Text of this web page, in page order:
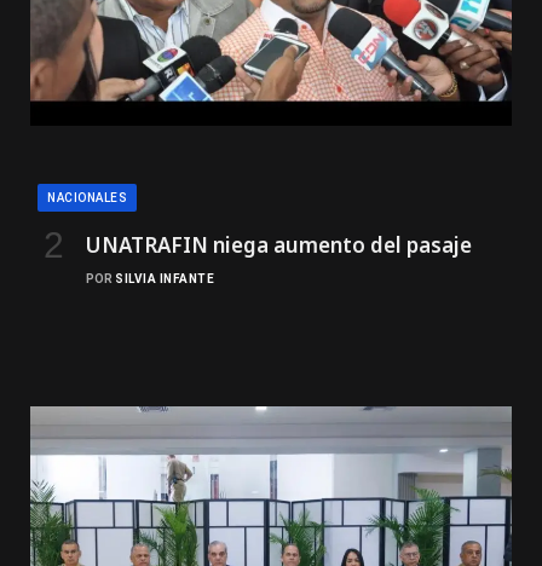
NACIONALES
UNATRAFIN niega aumento del pasaje
POR SILVIA INFANTE